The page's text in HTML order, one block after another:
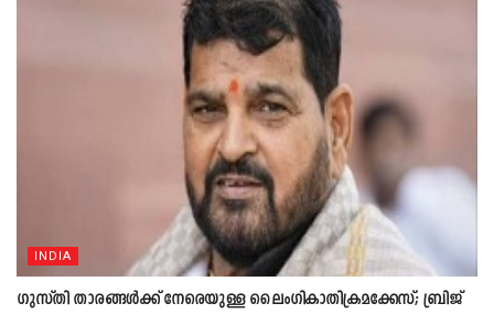
INDIA
ഗുസ്തി താരങ്ങൾക്ക് നേരെയുള്ള ലൈംഗികാതിക്രമക്കേസ്; ബ്രിജ്